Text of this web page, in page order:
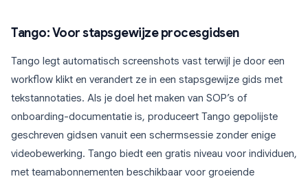
Tango: Voor stapsgewijze procesgidsen
Tango legt automatisch screenshots vast terwijl je door een
workflow klikt en verandert ze in een stapsgewijze gids met
tekstannotaties. Als je doel het maken van SOP’s of
onboarding-documentatie is, produceert Tango gepolijste
geschreven gidsen vanuit een schermsessie zonder enige
videobewerking. Tango biedt een gratis niveau voor individuen,
met teamabonnementen beschikbaar voor groeiende